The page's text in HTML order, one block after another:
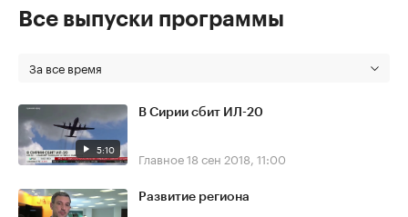
Все выпуски программы
За все время
5:10
В Сирии сбит ИЛ-20
Главное18 сен 2018, 11:00
Развитие региона